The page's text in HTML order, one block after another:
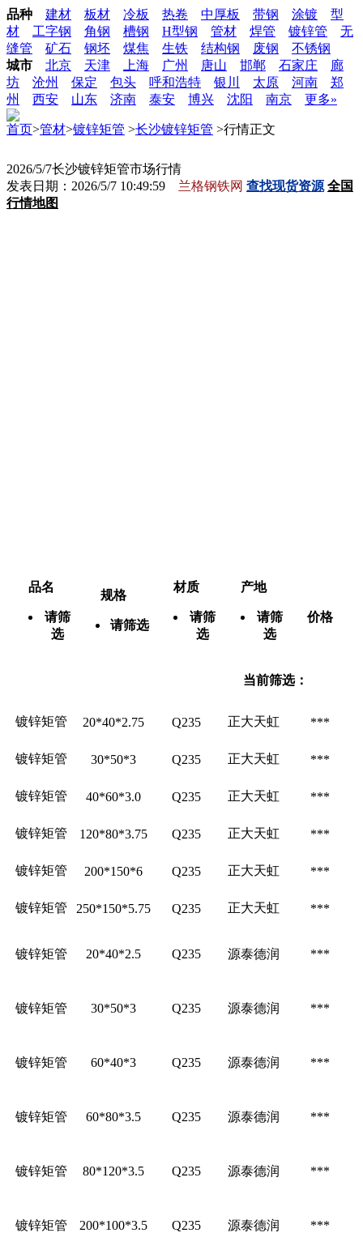
品种 建材 板材 冷板 热卷 中厚板 带钢 涂镀
型
材
工字钢 角钢 槽钢 H型钢 管材 焊管 镀锌管
无
缝管
矿石 钢坯 煤焦 生铁 结构钢 废钢
不锈钢
城市
北京 天津 上海 广州 唐山 邯郸 石家庄
廊
坊
沧州 保定 包头 呼和浩特 银川 太原 河南
郑
州
西安 山东 济南 泰安 博兴 沈阳 南京 更多»
首页>管材>镀锌矩管 >长沙镀锌矩管 >行情正文
2026/5/7长沙镀锌矩管市场行情
发表日期：2026/5/7 10:49:59 兰格钢铁网 查找现货资源 全国
行情地图
品名
请筛
选
规格
请筛选
材质
请筛
选
产地
请筛
选
价格
当前筛选：
镀锌矩管 20*40*2.75 Q235 正大天虹 ***
镀锌矩管 30*50*3 Q235 正大天虹 ***
镀锌矩管 40*60*3.0 Q235 正大天虹 ***
镀锌矩管 120*80*3.75 Q235 正大天虹 ***
镀锌矩管 200*150*6 Q235 正大天虹 ***
镀锌矩管 250*150*5.75 Q235 正大天虹 ***
镀锌矩管 20*40*2.5 Q235 源泰德润 ***
镀锌矩管 30*50*3 Q235 源泰德润 ***
镀锌矩管 60*40*3 Q235 源泰德润 ***
镀锌矩管 60*80*3.5 Q235 源泰德润 ***
镀锌矩管 80*120*3.5 Q235 源泰德润 ***
镀锌矩管 200*100*3.5 Q235 源泰德润 ***